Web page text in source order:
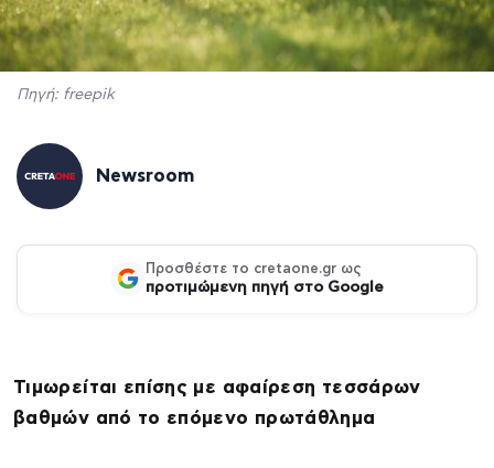
Πηγή: freepik
Newsroom
Προσθέστε το cretaone.gr ως
προτιμώμενη πηγή στο Google
Τιμωρείται επίσης με αφαίρεση τεσσάρων
βαθμών από το επόμενο πρωτάθλημα